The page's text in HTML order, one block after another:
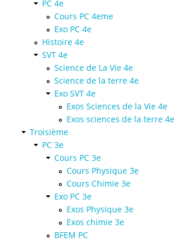
PC 4e
Cours PC 4eme
Exo PC 4e
Histoire 4e
SVT 4e
Science de La Vie 4e
Science de la terre 4e
Exo SVT 4e
Exos Sciences de la Vie 4e
Exos sciences de la terre 4e
Troisième
PC 3e
Cours PC 3e
Cours Physique 3e
Cours Chimie 3e
Exo PC 3e
Exos Physique 3e
Exos chimie 3e
BFEM PC